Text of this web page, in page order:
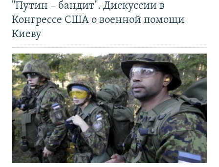
"Путин – бандит". Дискуссии в
Конгрессе США о военной помощи
Киеву